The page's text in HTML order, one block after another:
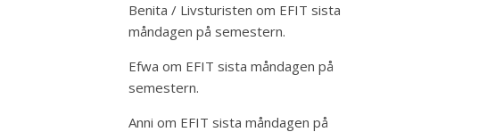
Benita / Livsturisten om EFIT sista
måndagen på semestern.
Efwa om EFIT sista måndagen på
semestern.
Anni om EFIT sista måndagen på